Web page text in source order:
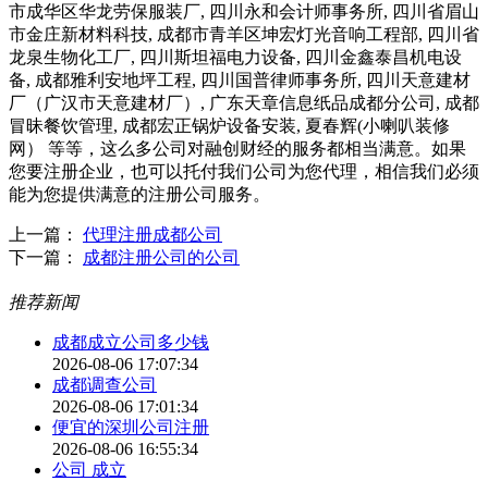
市成华区华龙劳保服装厂, 四川永和会计师事务所, 四川省眉山
市金庄新材料科技, 成都市青羊区坤宏灯光音响工程部, 四川省
龙泉生物化工厂, 四川斯坦福电力设备, 四川金鑫泰昌机电设
备, 成都雅利安地坪工程, 四川国普律师事务所, 四川天意建材
厂（广汉市天意建材厂）, 广东天章信息纸品成都分公司, 成都
冒昧餐饮管理, 成都宏正锅炉设备安装, 夏春辉(小喇叭装修
网） 等等，这么多公司对融创财经的服务都相当满意。如果
您要注册企业，也可以托付我们公司为您代理，相信我们必须
能为您提供满意的注册公司服务。
上一篇： 代理注册成都公司
下一篇：
成都注册公司的公司
推荐新闻
成都成立公司多少钱
2026-08-06 17:07:34
成都调查公司
2026-08-06 17:01:34
便宜的深圳公司注册
2026-08-06 16:55:34
公司 成立